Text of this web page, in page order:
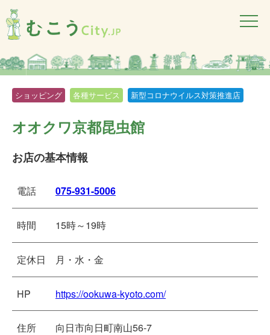
ショッピング 各種サービス 新型コロナウイルス対策推進店
オオクワ京都昆虫館
お店の基本情報
電話 075-931-5006
時間 15時～19時
定休日 月・水・金
HP https://ookuwa-kyoto.com/
住所 向日市向日町南山56-7